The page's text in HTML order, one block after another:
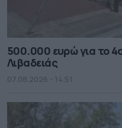
500.000 ευρώ για το
Λιβαδειάς
07.08.2026 - 14.51